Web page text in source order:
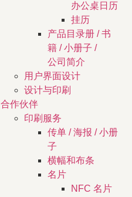
办公桌日历
挂历
产品目录册 / 书
籍 / 小册子 /
公司简介
用户界面设计
设计与印刷
合作伙伴
印刷服务
传单 / 海报 / 小册
子
横幅和布条
名片
NFC 名片